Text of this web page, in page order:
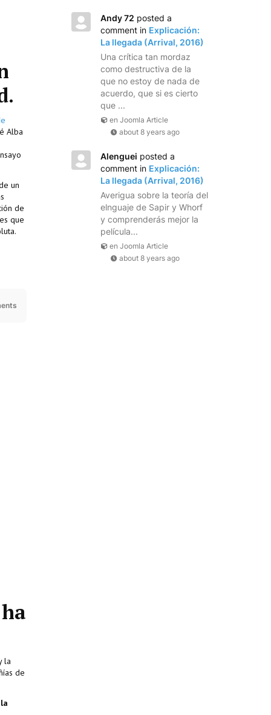
Alba
un
de
que
la
de
Andy 72 posted a
comment in Explicación:
La llegada (Arrival, 2016)
Una crítica tan mordaz
como destructiva de la
que no estoy de nada de
acuerdo, que si es cierto
que ...
en Joomla Article
about 8 years ago
Alenguei posted a
comment in Explicación:
La llegada (Arrival, 2016)
Averigua sobre la teoría del
elnguaje de Sapir y Whorf
y comprenderás mejor la
película...
en Joomla Article
about 8 years ago